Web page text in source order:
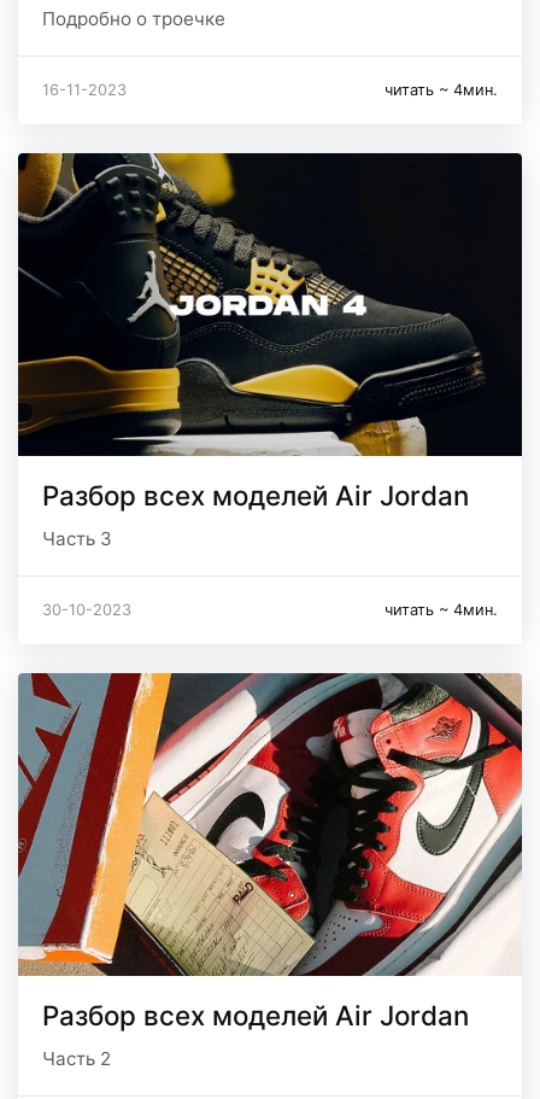
Подробно о троечке
16-11-2023 читать ~ 4мин.
Разбор всех моделей Air Jordan
Часть 3
30-10-2023 читать ~ 4мин.
Разбор всех моделей Air Jordan
Часть 2